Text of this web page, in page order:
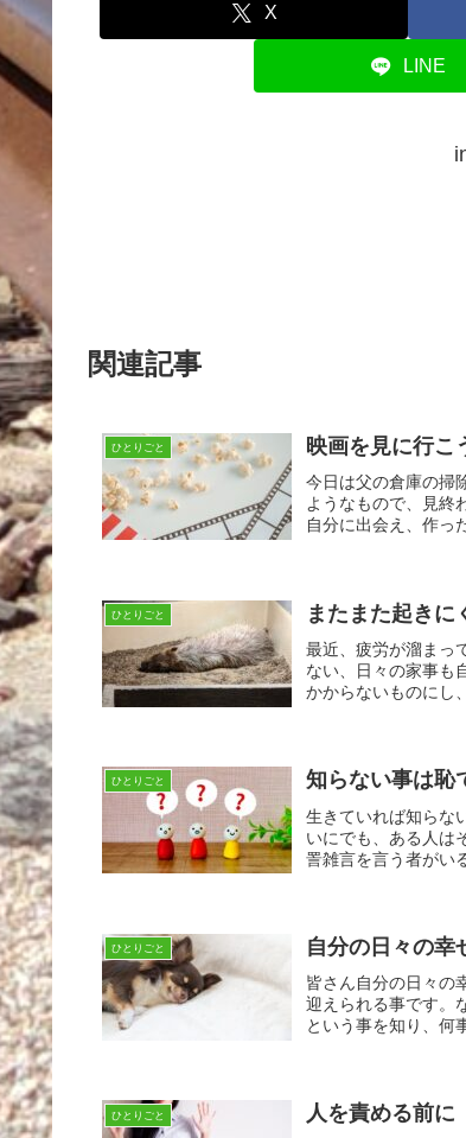
X
LINE
関連記事
ひとりごと 映画を見に行こ
今日は父の倉庫の掃
ようなもので、見終
自分に出会え、作っ
ひとりごと またまた起きに
最近、疲労が溜まっ
ない、日々の家事も
かからないものにし
ひとりごと 知らない事は恥
生きていれば知らな
いにでも、ある人は
詈雑言を言う者がい
ひとりごと 自分の日々の幸
皆さん自分の日々の
迎えられる事です。
という事を知り、何
ひとりごと 人を責める前に